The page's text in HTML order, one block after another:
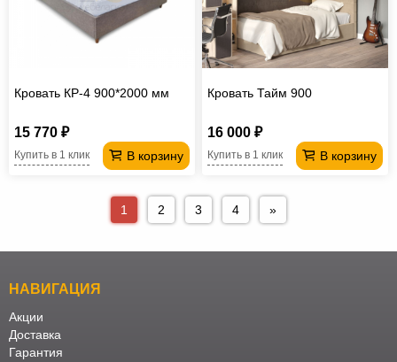
Кровать КР-4 900*2000 мм
15 770 ₽
В корзину
Купить в 1 клик
Кровать Тайм 900
16 000 ₽
В корзину
Купить в 1 клик
1 2 3 4 »
НАВИГАЦИЯ
Акции
Доставка
Гарантия